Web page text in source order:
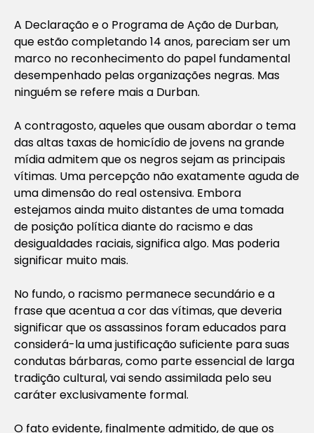
A Declaração e o Programa de Ação de Durban,
que estão completando 14 anos, pareciam ser um
marco no reconhecimento do papel fundamental
desempenhado pelas organizações negras. Mas
ninguém se refere mais a Durban.
A contragosto, aqueles que ousam abordar o tema
das altas taxas de homicídio de jovens na grande
mídia admitem que os negros sejam as principais
vítimas. Uma percepção não exatamente aguda de
uma dimensão do real ostensiva. Embora
estejamos ainda muito distantes de uma tomada
de posição política diante do racismo e das
desigualdades raciais, significa algo. Mas poderia
significar muito mais.
No fundo, o racismo permanece secundário e a
frase que acentua a cor das vítimas, que deveria
significar que os assassinos foram educados para
considerá-la uma justificação suficiente para suas
condutas bárbaras, como parte essencial de larga
tradição cultural, vai sendo assimilada pelo seu
caráter exclusivamente formal.
O fato evidente, finalmente admitido, de que os